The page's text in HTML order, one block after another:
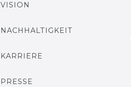
VISION
NACHHALTIGKEIT
KARRIERE
PRESSE